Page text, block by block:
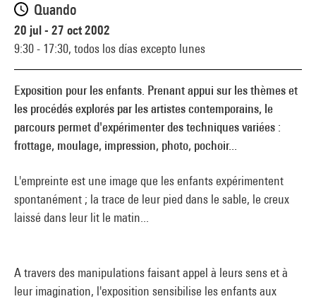
Exposition pour les enfants. Prenant appui sur les thèmes et
les procédés explorés par les artistes contemporains, le
parcours permet d'expérimenter des techniques variées :
frottage, moulage, impression, photo, pochoir...
L'empreinte est une image que les enfants expérimentent
spontanément ; la trace de leur pied dans le sable, le creux
laissé dans leur lit le matin...
A travers des manipulations faisant appel à leurs sens et à
leur imagination, l'exposition sensibilise les enfants aux
Quando
20 jul - 27 oct 2002
9:30 - 17:30, todos los días excepto lunes